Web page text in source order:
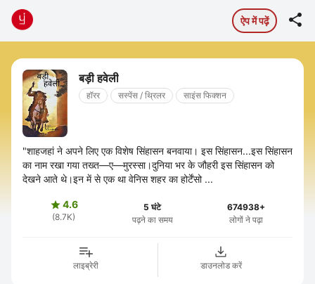
ऐप में पढ़ें 
बड़ी हवेली
हॉरर सस्पेंस / थ्रिलर साइंस फिक्शन
"शाहजहां ने अपने लिए एक विशेष सिंहासन बनवाया। इस सिंहासन...इस सिंहासन
का नाम रखा गया तख्त—ए—मुरस्सा।दुनिया भर के जौहरी इस सिंहासन को
देखने आते थे।इन में से एक था वेनिस शहर का होर्टेंसो ...
4.6
(8.7K)
5 घंटे
पढ़ने का समय
674938+
लोगों ने पढ़ा
लाइब्रेरी डाउनलोड करें